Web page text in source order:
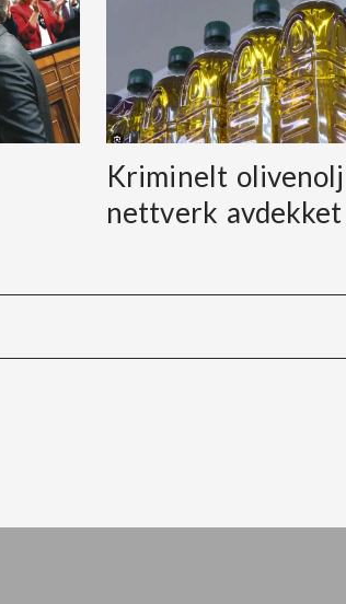
Kriminelt
nettverk avdekket